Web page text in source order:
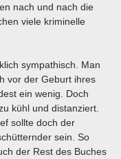
nach und nach die
viele kriminelle
sympathisch. Man
vor der Geburt ihres
ein wenig. Doch
kühl und distanziert.
sollte doch der
sein. So
der Rest des Buches